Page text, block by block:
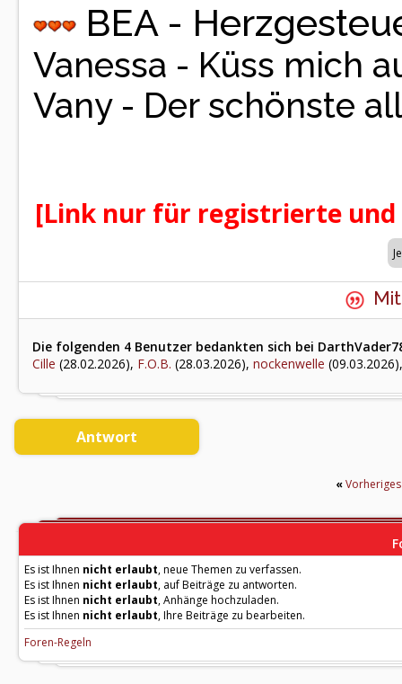
BEA -
Vanessa - Küss mich
Vany - Der schönste
[Link nur für registrierte
Die folgenden 4 Benutzer bedankten sich bei
Cille (28.02.2026), F.O.B. (28.03.2026), nockenwelle
Antwort
«
Es ist Ihnen nicht erlaubt, neue Themen zu verfassen.
Es ist Ihnen nicht erlaubt, auf Beiträge zu antworten.
Es ist Ihnen nicht erlaubt, Anhänge hochzuladen.
Es ist Ihnen nicht erlaubt, Ihre Beiträge zu bearbeiten.
Foren-Regeln